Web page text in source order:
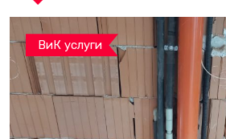
ВиК услуги